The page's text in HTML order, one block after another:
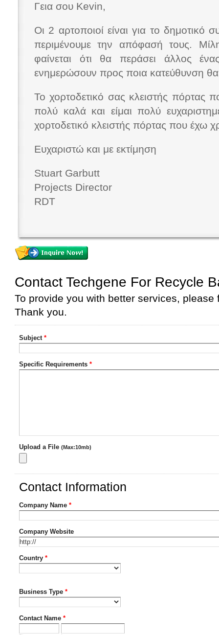
Γεια σου Kevin,
Οι 2 αρτοποιοί είναι για το δημοτικό
περιμένουμε την απόφασή τους.
φαίνεται ότι θα περάσει άλλος
ενημερώσουν προς ποια κατεύθυνση
Το χορτοδετικό σας κλειστής πόρτας
πολύ καλά και είμαι πολύ
χορτοδετικό κλειστής πόρτας που έχω
Ευχαριστώ και με εκτίμηση
Stuart Garbutt
Projects Director
RDT